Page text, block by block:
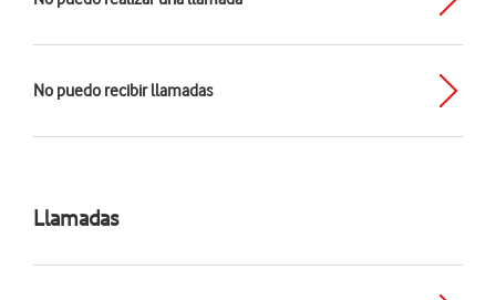
No puedo recibir llamadas
Llamadas